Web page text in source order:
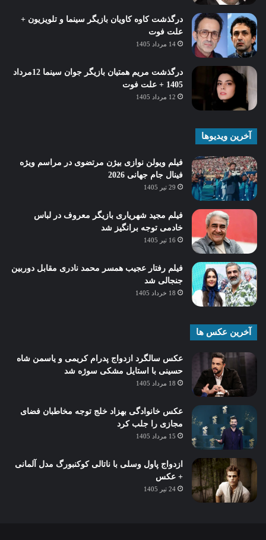
درگذشت کاوه کاویان بازیگر سینما و تلویزیون +
علت فوت
14 مرداد 1405
درگذشت مریم همتیان بازیگر جوان سینما 12مرداد
1405 + علت فوت
12 مرداد 1405
آخرین ویدیوها
فیلم ویولن نوازی بیژن مرتضوی در مراسم ویژه
فینال جام جهانی 2026
29 تیر 1405
فیلم مجید شهریاری بازیگر معروف در لباس
خادمی توجه برانگیز شد
16 تیر 1405
فیلم رفتار عجیب همسر محمد نادری مقابل دوربین
جنجالی شد
18 خرداد 1405
آخرین عکس ها
عکس سالگرد ازدواج پدرام کریمی و یاسمن شاه‌
حسینی با استایل مشکی سوژه شد
18 مرداد 1405
عکس خانوادگی بهزاد خلج توجه مخاطبان فضای
مجازی را جلب کرد
15 مرداد 1405
ازدواج پاول وسلی با ناتالی کوکنبورگ مدل آلمانی
+ عکس
24 تیر 1405